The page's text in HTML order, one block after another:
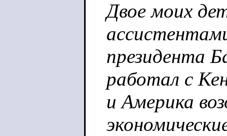
Двое моих
президента
работал с
и Америка